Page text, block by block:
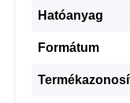
Hatóanyag
Formátum